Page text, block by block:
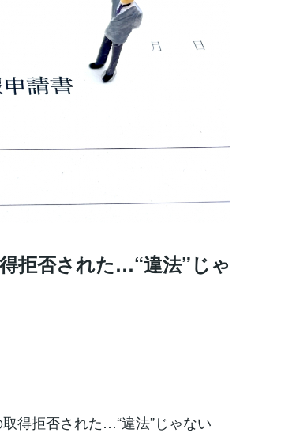
拒否された…“違法”じゃ
得拒否された…“違法”じゃない